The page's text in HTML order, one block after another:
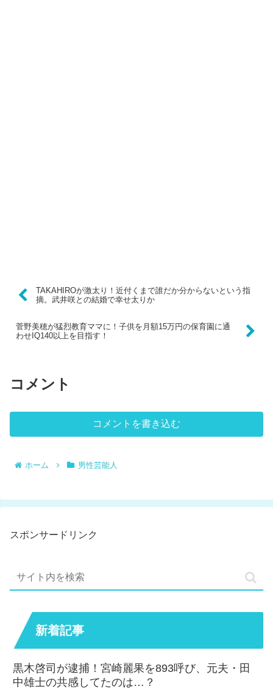
TAKAHIROが激太り！近付くまで誰だか分からないという指
摘。武井咲との結婚で幸せ太りか
菅野美穂が猛烈教育ママに！子供を月額15万円の保育園に通
わせIQ140以上を目指す！
コメント
コメントを書き込む
ホーム 男性芸能人
スポンサードリンク
新着記事
黒木啓司が逮捕！宮崎麗果を893呼び、元夫・田
中雄士の共感してたのは…？